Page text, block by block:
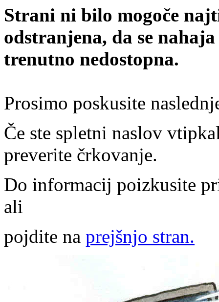
Strani ni bilo mogoče
odstranjena, da se
trenutno nedostopna.
Prosimo poskusite
Če ste spletni naslov
preverite črkovanje.
Do informacij poizkusite
ali
pojdite na prejšnjo stran.